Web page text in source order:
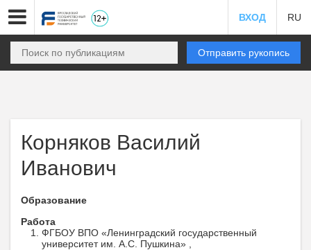
ВХОД RU
Отправить рукопись
Корняков Василий
Иванович
Образование
Работа
ФГБОУ ВПО «Ленинградский государственный
университет им. А.С. Пушкина» ,